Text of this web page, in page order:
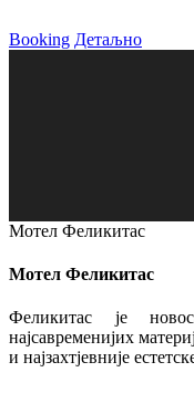
Booking Детаљно
Мотел Феликитас
Мотел Феликитас
Феликитас је
најсавременијих
и најзахтјевније